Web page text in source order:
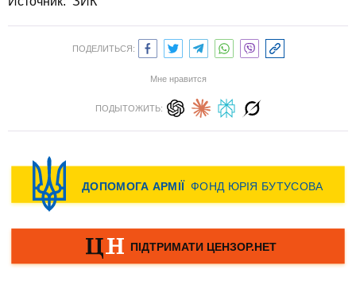
ПОДЕЛИТЬСЯ:
Мне нравится
ПОДЫТОЖИТЬ: